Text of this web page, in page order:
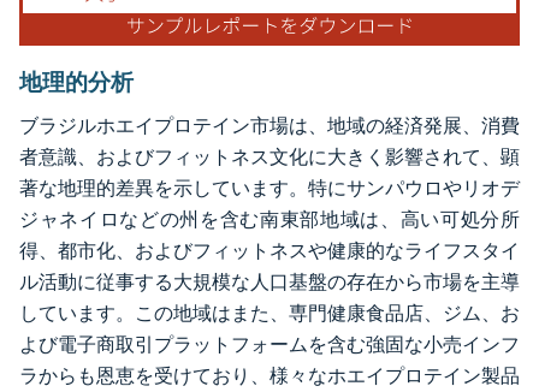
地理的分析
ブラジルホエイプロテイン市場は、地域の経済発展、消費
者意識、およびフィットネス文化に大きく影響されて、顕
著な地理的差異を示しています。特にサンパウロやリオデ
ジャネイロなどの州を含む南東部地域は、高い可処分所
得、都市化、およびフィットネスや健康的なライフスタイ
ル活動に従事する大規模な人口基盤の存在から市場を主導
しています。この地域はまた、専門健康食品店、ジム、お
よび電子商取引プラットフォームを含む強固な小売インフ
ラからも恩恵を受けており、様々なホエイプロテイン製品